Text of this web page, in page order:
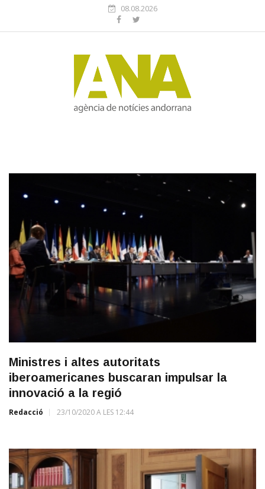
08.08.2026
Ministres i altes autoritats
iberoamericanes buscaran impulsar la
innovació a la regió
Redacció 23/10/2020 A LES 12:44